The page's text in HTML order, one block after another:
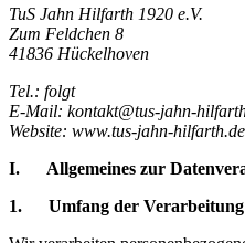
TuS Jahn Hilfarth 1920 e.V.
Zum Feldchen 8
41836 Hückelhoven
Tel.: folgt
E-Mail: kontakt@tus-jahn-
Website: www.tus-jahn-hilfarth.de
I. Allgemeines zur
1. Umfang der Verarbeitung